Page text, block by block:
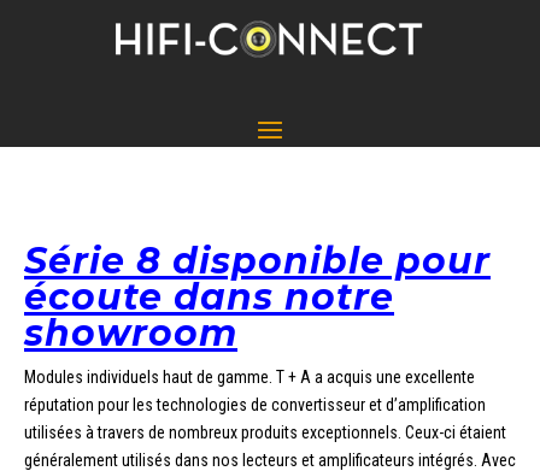
Série 8 disponible pour
écoute dans notre
showroom
Modules individuels haut de gamme. T + A a acquis une excellente
réputation pour les technologies de convertisseur et d’amplification
utilisées à travers de nombreux produits exceptionnels. Ceux-ci étaient
généralement utilisés dans nos lecteurs et amplificateurs intégrés. Avec